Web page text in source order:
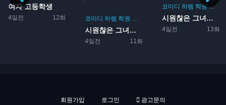
여자 고등학생
4일전 12화 코미디 하렘 학원 로맨스 게임
시원찮은 그녀를 위한 육성방...
4일전 11화
코미디 하렘 학원 로맨
시원찮은 그녀를 위한 육성방...
4일전 13화
회원가입 로그인 광고문의